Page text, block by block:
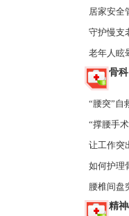
居家安全
守护慢支
老年人眩
骨科
“腰突”自
“撑腰手
让工作突
如何护理
腰椎间盘
精